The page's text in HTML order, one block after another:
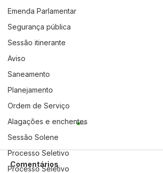
Emenda Parlamentar
Segurança pública
Sessão itinerante
Aviso
Saneamento
Planejamento
Ordem de Serviço
Alagações e enchentes
Sessão Solene
Processo Seletivo
Processo Seletivo
Comentários